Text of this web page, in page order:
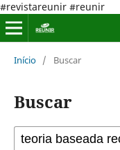
#revistareunir #reunir
Início / Buscar
Buscar